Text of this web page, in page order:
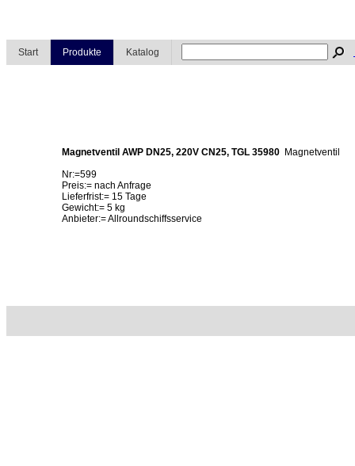
Start Produkte Katalog
Magnetventil AWP DN25, 220V CN25, TGL 35980Magnetventil
Nr:=599
Preis:= nach Anfrage
Lieferfrist:= 15 Tage
Gewicht:= 5 kg
Anbieter:= Allroundschiffsservice